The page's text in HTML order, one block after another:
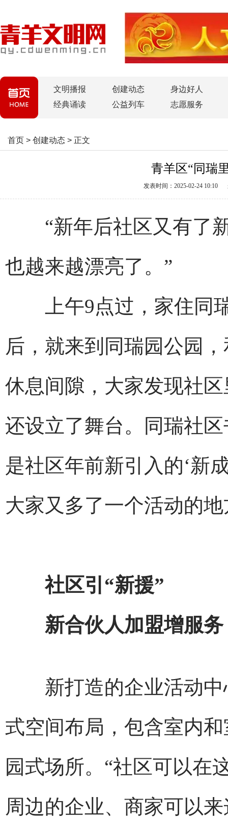
文明播报 创建动态
身边好人
经典诵读
公益列车 志愿服务
首页 > 创建动态 > 正文
青羊区“同瑞
发表时间：2025-02-24 10:10
“新年后社区又有了新
也越来越漂亮了。”
上午9点过，家住同瑞
后，就来到同瑞园公园
休息间隙，大家发现社
还设立了舞台。同瑞社
是社区年前新引入的‘
大家又多了一个活动的地
社区引“新援”
新合伙人加盟增服务
新打造的企业活动中
式空间布局，包含室内
园式场所。“社区可以在
周边的企业、商家可以